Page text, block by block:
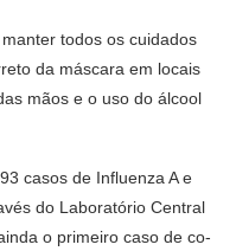
todos os cuidados
da máscara em locais
mãos e o uso do álcool
casos de Influenza A e
do Laboratório Central
o primeiro caso de co-